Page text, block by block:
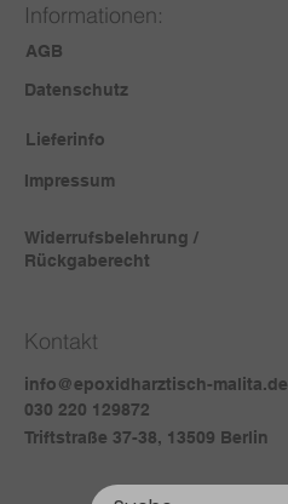
Informationen:
AGB
Datenschutz
Lieferinfo
Impressum
Widerrufsbelehrung /
Rückgaberecht
Kontakt
info@epoxidharztisch-malita.de
030 220 129872
Triftstraße 37-38, 13509 Berlin